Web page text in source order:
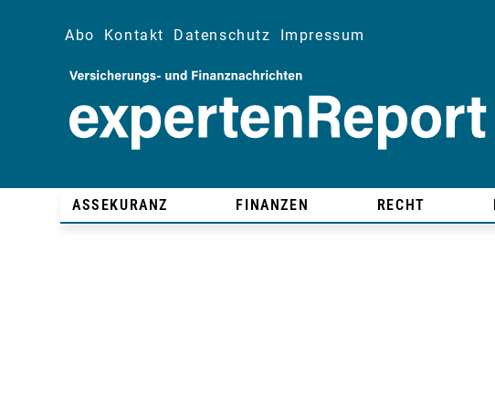
Abo Kontakt Datenschutz Impressum
ASSEKURANZ FINANZEN RECHT